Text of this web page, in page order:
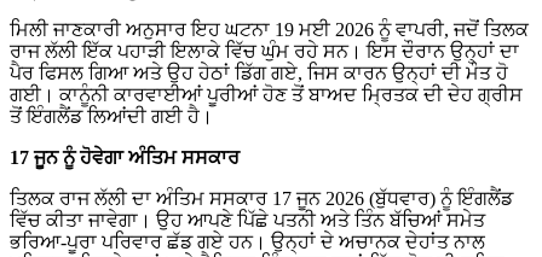
ਮਿਲੀ ਜਾਣਕਾਰੀ ਅਨੁਸਾਰ ਇਹ ਘਟਨਾ 19 ਮਈ 2026 ਨੂੰ ਵਾਪਰੀ, ਜਦੋਂ ਤਿਲਕ
ਰਾਜ ਲੱਲੀ ਇੱਕ ਪਹਾੜੀ ਇਲਾਕੇ ਵਿੱਚ ਘੁੰਮ ਰਹੇ ਸਨ। ਇਸ ਦੌਰਾਨ ਉਨ੍ਹਾਂ ਦਾ
ਪੈਰ ਫਿਸਲ ਗਿਆ ਅਤੇ ਉਹ ਹੇਠਾਂ ਡਿੱਗ ਗਏ, ਜਿਸ ਕਾਰਨ ਉਨ੍ਹਾਂ ਦੀ ਮੌਤ ਹੋ
ਗਈ। ਕਾਨੂੰਨੀ ਕਾਰਵਾਈਆਂ ਪੂਰੀਆਂ ਹੋਣ ਤੋਂ ਬਾਅਦ ਮ੍ਰਿਤਕ ਦੀ ਦੇਹ ਗ੍ਰੀਸ
ਤੋਂ ਇੰਗਲੈਂਡ ਲਿਆਂਦੀ ਗਈ ਹੈ।
17 ਜੂਨ ਨੂੰ ਹੋਵੇਗਾ ਅੰਤਿਮ ਸਸਕਾਰ
ਤਿਲਕ ਰਾਜ ਲੱਲੀ ਦਾ ਅੰਤਿਮ ਸਸਕਾਰ 17 ਜੂਨ 2026 (ਬੁੱਧਵਾਰ) ਨੂੰ ਇੰਗਲੈਂਡ
ਵਿੱਚ ਕੀਤਾ ਜਾਵੇਗਾ। ਉਹ ਆਪਣੇ ਪਿੱਛੇ ਪਤਨੀ ਅਤੇ ਤਿੰਨ ਬੱਚਿਆਂ ਸਮੇਤ
ਭਰਿਆ-ਪੂਰਾ ਪਰਿਵਾਰ ਛੱਡ ਗਏ ਹਨ। ਉਨ੍ਹਾਂ ਦੇ ਅਚਾਨਕ ਦੇਹਾਂਤ ਨਾਲ